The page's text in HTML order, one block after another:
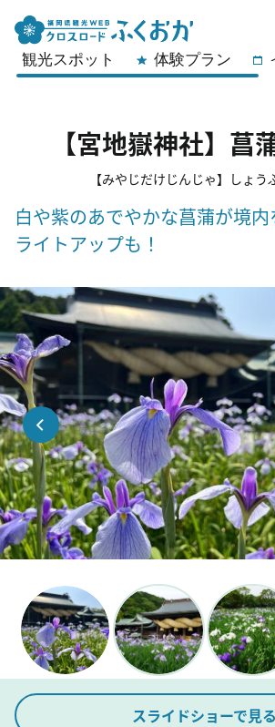
観光スポット 体験プラン
【宮地嶽神社】菖
【みやじだけじんじゃ】しょう
白や紫のあでやかな菖蒲が境
ライトアップも！
スライドショーで見る